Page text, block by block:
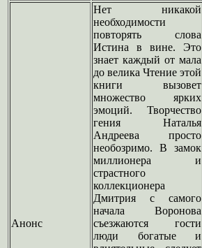
Анонс
Нет никакой
необходимости
повторять слова
Истина в вине. Это
знает каждый от мала
до велика Чтение этой
книги вызовет
множество ярких
эмоций. Творчество
гения Наталья
Андреева просто
необозримо. В замок
миллионера и
страстного
коллекционера
Дмитрия с самого
начала Воронова
съезжаются гости
люди богатые и